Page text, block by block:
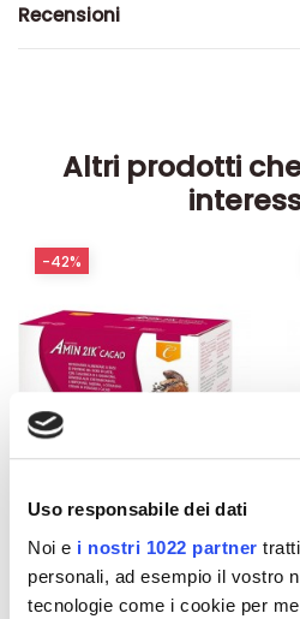
Uso responsabile dei dati
Noi e i nostri 1022 partner
personali, ad esempio il vostro
tecnologie come i cookie per
Recensioni
Altri prodotti
Integratori per dimagrire
Amin 21 K al cacao - 21
-42%